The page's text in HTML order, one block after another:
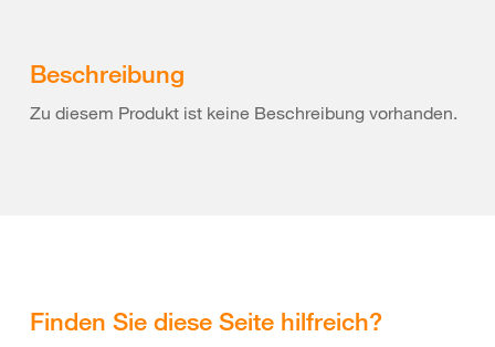
Beschreibung
Zu diesem Produkt ist keine Beschreibung vorhanden.
Finden Sie diese Seite hilfreich?